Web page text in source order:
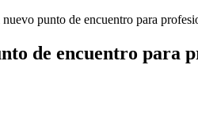
punto de encuentro para
de encuentro para